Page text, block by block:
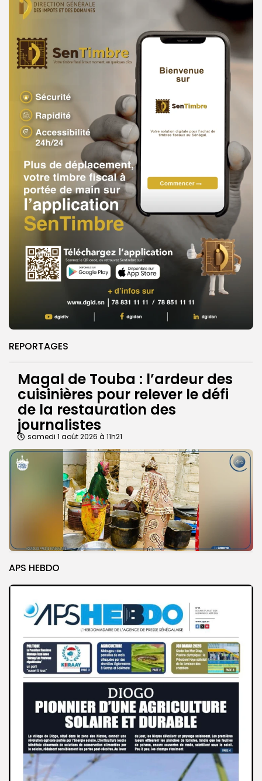
REPORTAGES
Magal de Touba : l’ardeur des
cuisinières pour relever le défi
de la restauration des
journalistes
samedi 1 août 2026 à 11h21
APS HEBDO